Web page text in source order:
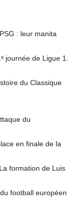
: leur manita
journée de Ligue 1.
du Classique
du
en finale de la
formation de Luis
football européen